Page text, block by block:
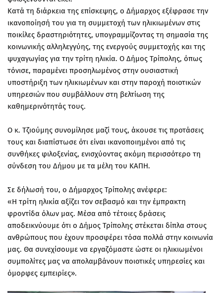
Κατά τη διάρκεια της επίσκεψης, ο Δήμαρχος εξέφρασε την
ικανοποίησή του για τη συμμετοχή των ηλικιωμένων στις
ποικίλες δραστηριότητες, υπογραμμίζοντας τη σημασία της
κοινωνικής αλληλεγγύης, της ενεργούς συμμετοχής και της
ψυχαγωγίας για την τρίτη ηλικία. Ο Δήμος Τρίπολης, όπως
τόνισε, παραμένει προσηλωμένος στην ουσιαστική
υποστήριξη των ηλικιωμένων και στην παροχή ποιοτικών
υπηρεσιών που συμβάλλουν στη βελτίωση της
καθημερινότητάς τους.
Ο κ. Τζιούμης συνομίλησε μαζί τους, άκουσε τις προτάσεις
τους και διαπίστωσε ότι είναι ικανοποιημένοι από τις
συνθήκες φιλοξενίας, ενισχύοντας ακόμη περισσότερο τη
σύνδεση του Δήμου με τα μέλη του ΚΑΠΗ.
Σε δήλωσή του, ο Δήμαρχος Τρίπολης ανέφερε:
«Η τρίτη ηλικία αξίζει τον σεβασμό και την έμπρακτη
φροντίδα όλων μας. Μέσα από τέτοιες δράσεις
αποδεικνύουμε ότι ο Δήμος Τρίπολης στέκεται δίπλα στους
ανθρώπους που έχουν προσφέρει τόσα πολλά στην κοινωνία
μας. Θα συνεχίσουμε να εργαζόμαστε ώστε οι ηλικιωμένοι
συμπολίτες μας να απολαμβάνουν ποιοτικές υπηρεσίες και
όμορφες εμπειρίες».